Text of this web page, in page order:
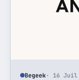
Begeek· 16 Juil